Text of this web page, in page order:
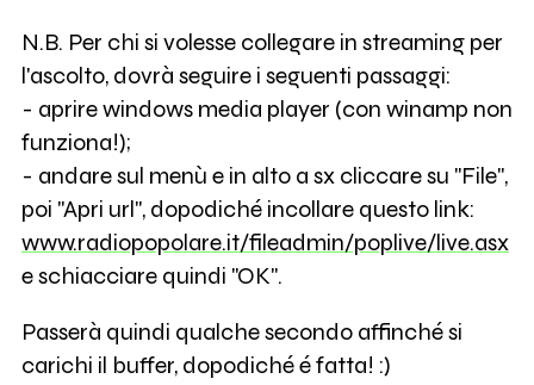
N.B. Per chi si volesse collegare in streaming per
l'ascolto, dovrà seguire i seguenti passaggi:
- aprire windows media player (con winamp non
funziona!);
- andare sul menù e in alto a sx cliccare su "File",
poi "Apri url", dopodiché incollare questo link:
www.radiopopolare.it/fileadmin/poplive/live.asx
e schiacciare quindi "OK".
Passerà quindi qualche secondo affinché si
carichi il buffer, dopodiché é fatta! :)